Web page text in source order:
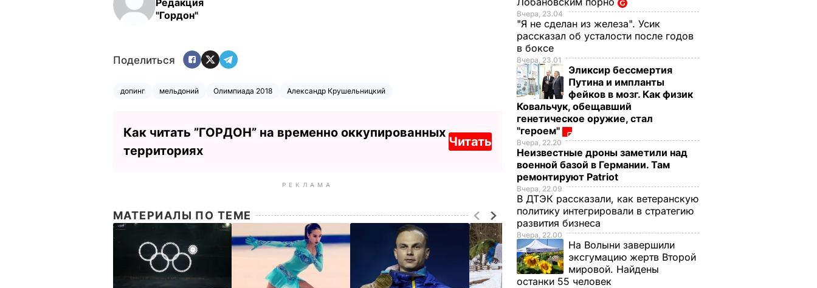
"Гордон"
Поделиться
допинг мельдоний Олимпиада 2018 Александр Крушельницкий
Как читать ”ГОРДОН” на временно оккупированных
территориях
Читать
РЕКЛАМА
МАТЕРИАЛЫ ПО ТЕМЕ
Вчера, 23.04
"Я не сделан из железа". Усик
рассказал об усталости после годов
в боксе
Вчера, 23.01
Эликсир бессмертия
Путина и импланты
фейков в мозг. Как физик
Ковальчук, обещавший
генетическое оружие, стал
"героем"
Вчера, 22.20
Неизвестные дроны заметили над
военной базой в Германии. Там
ремонтируют Patriot
Вчера, 22.09
В ДТЭК рассказали, как ветеранскую
политику интегрировали в стратегию
развития бизнеса
Вчера, 22.00
На Волыни завершили
эксгумацию жертв Второй
мировой. Найдены
останки 55 человек